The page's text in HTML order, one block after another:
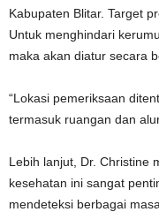
Kabupaten Blitar. Target
Untuk menghindari
maka akan diatur secara
“Lokasi pemeriksaan
termasuk ruangan dan
Lebih lanjut, Dr. Christine
kesehatan ini sangat
mendeteksi berbagai